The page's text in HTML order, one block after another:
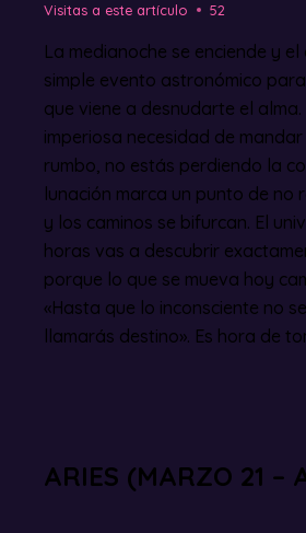
Visitas a este artículo 52
La medianoche se enciende y
simple evento astronómico
que viene a desnudarte el
imperiosa necesidad de
rumbo, no estás perdiendo la
lunación marca un punto de
y los caminos se bifurcan. El
horas vas a descubrir
porque lo que se mueva hoy
«Hasta que lo inconsciente no
llamarás destino». Es hora de
ARIES (MARZO 21 –